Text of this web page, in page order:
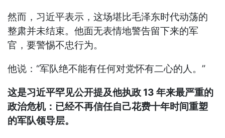
然而，习近平表示，这场堪比毛泽东时代动荡的
整肃并未结束。他面无表情地警告留下来的军
官，要警惕不忠行为。
他说：“军队绝不能有任何对党怀有二心的人。”
这是习近平罕见公开提及他执政 13 年来最严重的
政治危机：已经不再信任自己花费十年时间重塑
的军队领导层。